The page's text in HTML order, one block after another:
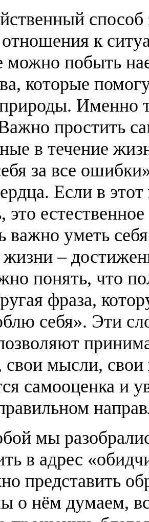
способ
к
можно побыть
которые
Именно
простить
в течение
за все
Если в
это
важно уметь
жизни –
понять, что
фраза,
себя». Эти
свои мысли,
самооценка и
мы
в адрес
представить
о нём думаем,